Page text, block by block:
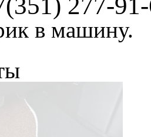
277-
в машину.